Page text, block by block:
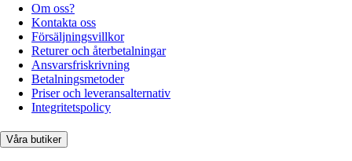
Om oss?
Kontakta oss
Försäljningsvillkor
Returer och återbetalningar
Ansvarsfriskrivning
Betalningsmetoder
Priser och leveransalternativ
Integritetspolicy
Våra butiker